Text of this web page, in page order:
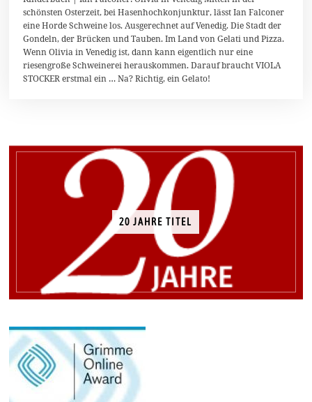
.
F
e
b
u
a
r
schönsten Osterzeit, bei Hasenhochkonjunktur, lässt Ian Falconer
eine Horde Schweine los. Ausgerechnet auf Venedig. Die Stadt der
Gondeln, der Brücken und Tauben. Im Land von Gelati und Pizza.
Wenn Olivia in Venedig ist, dann kann eigentlich nur eine
riesengroße Schweinerei herauskommen. Darauf braucht VIOLA
STOCKER erstmal ein … Na? Richtig, ein Gelato!
20 JAHRE TITEL